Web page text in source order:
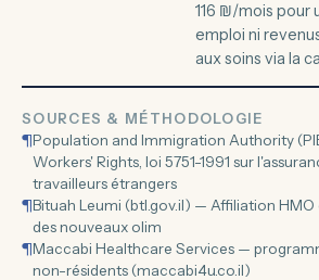
116 ₪/mois pour
emploi ni
aux soins via la
SOURCES & MÉTHODOLOGIE
¶Population and Immigration Authority
Workers' Rights, loi 5751-1991 sur
travailleurs étrangers
¶Bituah Leumi (btl.gov.il) — Affiliation
des nouveaux olim
¶Maccabi Healthcare Services —
non-résidents (maccabi4u.co.il)